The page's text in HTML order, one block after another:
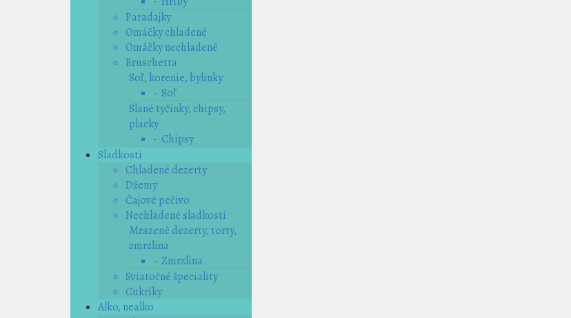
Paradajky
Omáčky chladené
Omáčky nechladené
Bruschetta
Soľ, korenie, bylinky
- Soľ
Slané tyčinky, chipsy,
placky
- Chipsy
Sladkosti
Chladené dezerty
Džemy
Čajové pečivo
Nechladené sladkosti
Mrazené dezerty, torty,
zmrzlina
- Zmrzlina
Sviatočné špeciality
Cukríky
Alko, nealko